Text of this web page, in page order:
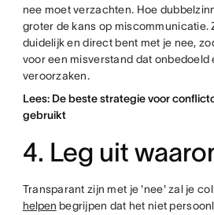
nee moet verzachten. Hoe
groter de kans op miscommunicatie.
duidelijk en direct bent met je nee,
voor een misverstand dat onbedoeld
veroorzaken.
Lees: De beste strategie voor
gebruikt
4. Leg uit
Transparant zijn met je 'nee' zal je
helpen begrijpen dat het niet